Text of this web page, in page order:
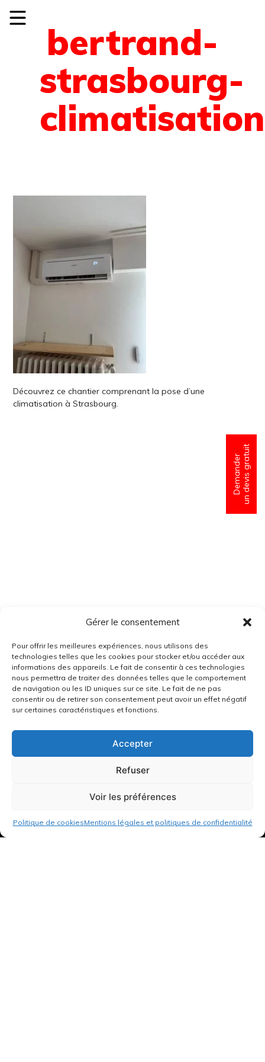
Gérer le consentement
Pour offrir les meilleures expériences, nous utilisons des
technologies telles que les cookies pour stocker et/ou accéder aux
informations des appareils. Le fait de consentir à ces technologies
nous permettra de traiter des données telles que le comportement
de navigation ou les ID uniques sur ce site. Le fait de ne pas
consentir ou de retirer son consentement peut avoir un effet négatif
sur certaines caractéristiques et fonctions.
Accepter
Refuser
Voir les préférences
Politique de cookiesMentions légales et politiques de confidentialité
Demanderun devis gratuit
bertrand-
strasbourg-
climatisation
Découvrez ce chantier comprenant la pose d’une
climatisation à Strasbourg.